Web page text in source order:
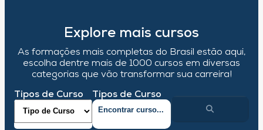
Explore mais cursos
As formações mais completas do Brasil estão aqui,
escolha dentre mais de 1000 cursos em diversas
categorias que vão transformar sua carreira!
Tipos de Curso Tipos de Curso